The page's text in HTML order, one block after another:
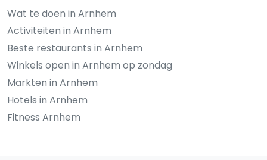
Wat te doen in Arnhem
Activiteiten in Arnhem
Beste restaurants in Arnhem
Winkels open in Arnhem op zondag
Markten in Arnhem
Hotels in Arnhem
Fitness Arnhem